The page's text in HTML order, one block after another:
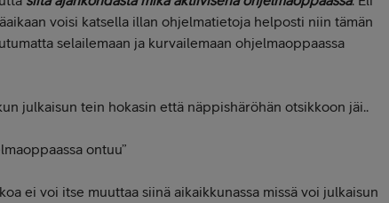
voisi katsella illan ohjelmatietoja helposti niin tämän
selailemaan ja kurvailemaan ohjelmaoppaassa
julkaisun tein hokasin että näppishäröhän otsikkoon jäi..
ontuu”
ei voi itse muuttaa siinä aikaikkunassa missä voi julkaisun